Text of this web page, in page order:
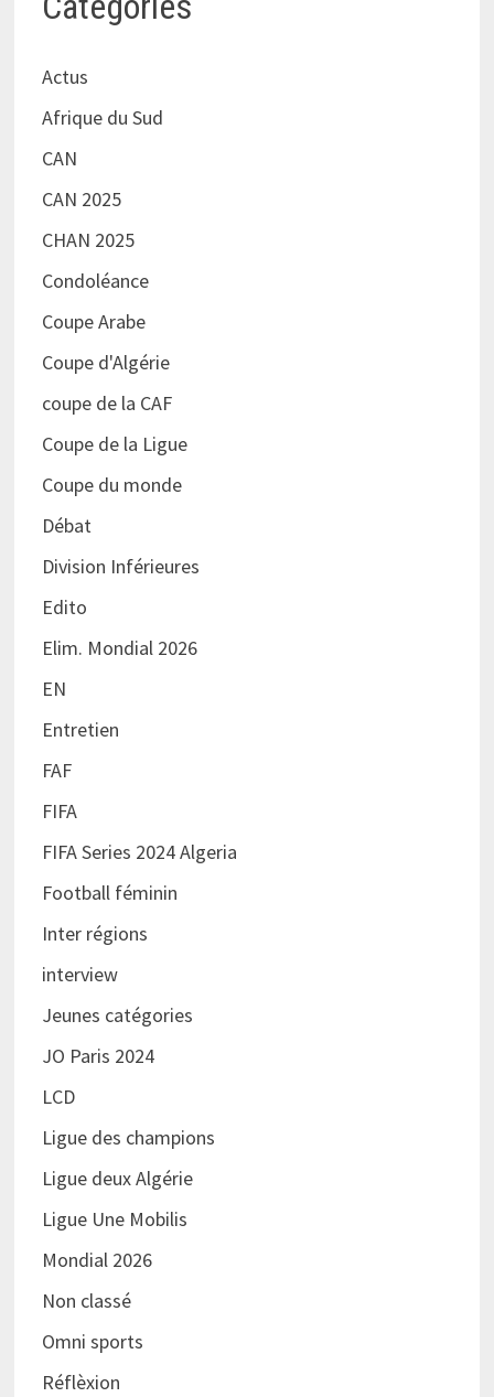
Actus
Afrique du Sud
CAN
CAN 2025
CHAN 2025
Condoléance
Coupe Arabe
Coupe d'Algérie
coupe de la CAF
Coupe de la Ligue
Coupe du monde
Débat
Division Inférieures
Edito
Elim. Mondial 2026
EN
Entretien
FAF
FIFA
FIFA Series 2024 Algeria
Football féminin
Inter régions
interview
Jeunes catégories
JO Paris 2024
LCD
Ligue des champions
Ligue deux Algérie
Ligue Une Mobilis
Mondial 2026
Non classé
Omni sports
Réflèxion